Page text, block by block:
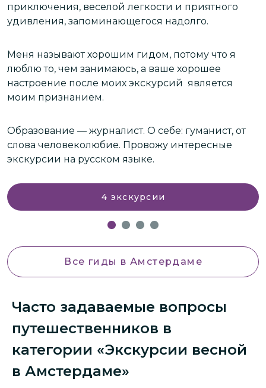
приключения, веселой легкости и приятного
удивления, запоминающегося надолго.
Меня называют хорошим гидом, потому что я
люблю то, чем занимаюсь, а ваше хорошее
настроение после моих экскурсий является
моим признанием.
Образование — журналист. О себе: гуманист, от
слова человеколюбие. Провожу интересные
экскурсии на русском языке.
4 экскурсии
Все гиды в Амстердаме
Часто задаваемые вопросы
путешественников в
категории «Экскурсии весной
в Амстердаме»